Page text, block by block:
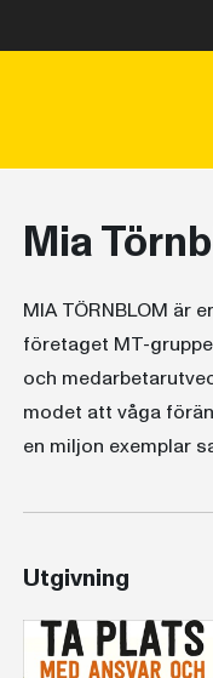
Mia
MIA TÖRNBLOM är
företaget MT-
och
modet att våga
en miljon exemplar
Utgivning